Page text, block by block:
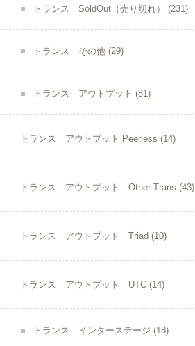
トランス SoldOut（売り切れ） (231)
トランス その他 (29)
トランス アウトプット (81)
トランス アウトプット Peerless (14)
トランス アウトプット Other Trans (43)
トランス アウトプット Triad (10)
トランス アウトプット UTC (14)
トランス インターステージ (18)